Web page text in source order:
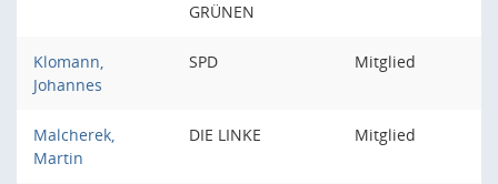
GRÜNEN
Klomann,
Johannes
SPD Mitglied
Malcherek,
Martin
DIE LINKE Mitglied